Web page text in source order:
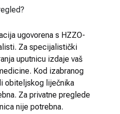
ugovorena s HZZO-
Za specijalistički
uputnicu izdaje vaš
Kod izabranog
obiteljskog liječnika
Za privatne preglede
nije potrebna.